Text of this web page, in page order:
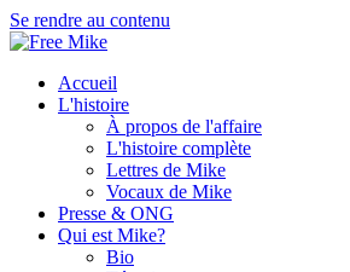
Se rendre au contenu
Accueil
L'histoire
À propos de l'affaire
L'histoire complète
Lettres de Mike
Vocaux de Mike
Presse & ONG
Qui est Mike?
Bio